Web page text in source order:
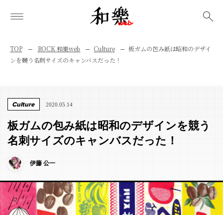
TOP ROCK 和樂web Culture
板ガムの包み紙は昭和のデザイ
ンを競う名刺サイズのキャンバスだった！
Culture 2020.05.14
板ガムの包み紙は昭和のデザインを競う
名刺サイズのキャンバスだった！
伊藤 公一